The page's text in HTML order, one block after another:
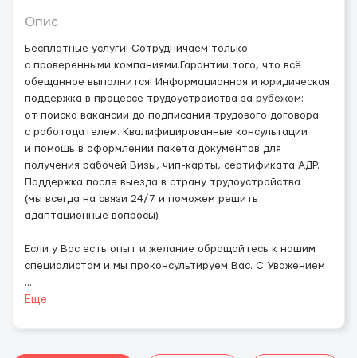
Опис
Бесплатные услуги! Сотрудничаем только
с проверенными компаниями.Гарантии того, что всё
обещанное выполнится! Информационная и юридическая
поддержка в процессе трудоустройства за рубежом:
от поиска вакансии до подписания трудового договора
с работодателем. Квалифицированные консультации
и помощь в оформлении пакета документов для
получения рабочей Визы, чип-карты, сертификата АДР.
Поддержка после выезда в страну трудоустройства
(мы всегда на связи 24/7 и поможем решить
адаптационные вопросы)
Если у Вас есть опыт и желание обращайтесь к нашим
специалистам и мы проконсультируем Вас. С Уважением
...
Еще